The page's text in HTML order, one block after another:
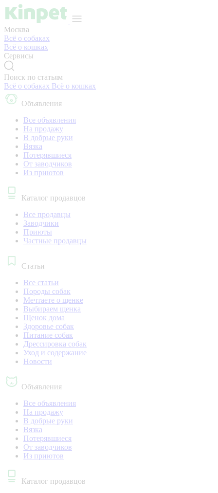
Москва
Всё о собаках
Всё о кошках
Сервисы
Поиск по статьям
Всё о собаках Всё о кошках
Объявления
Все объявления
На продажу
В добрые руки
Вязка
Потерявшиеся
От заводчиков
Из приютов
Каталог продавцов
Все продавцы
Заводчики
Приюты
Частные продавцы
Статьи
Все статьи
Породы собак
Мечтаете о щенке
Выбираем щенка
Щенок дома
Здоровье собак
Питание собак
Дрессировка собак
Уход и содержание
Новости
Объявления
Все объявления
На продажу
В добрые руки
Вязка
Потерявшиеся
От заводчиков
Из приютов
Каталог продавцов